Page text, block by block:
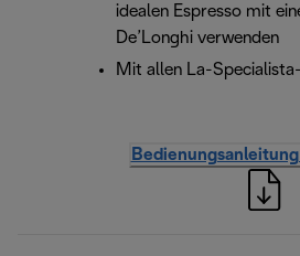
idealen Espresso mit
De’Longhi verwenden
Mit allen La-